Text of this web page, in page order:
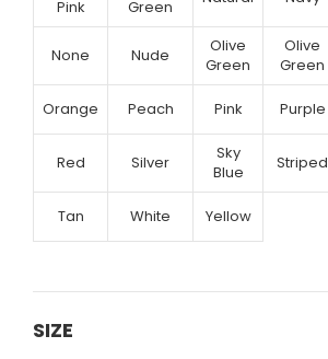
Pink
Green
None Nude
Olive
Green
Olive
Green
Orange Peach Pink Purple
Red Silver
Sky
Blue
Striped
Tan White Yellow
SIZE